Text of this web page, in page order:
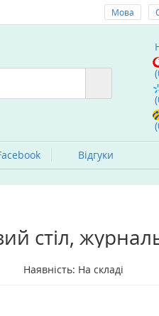
Мова
Вiдгуки
стіл,
Наявність: На складі